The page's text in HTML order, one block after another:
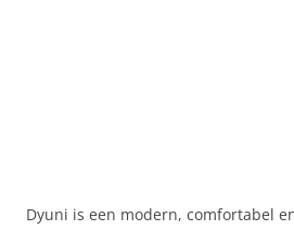
Dyuni is een modern, comfortabel